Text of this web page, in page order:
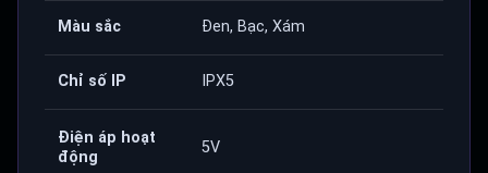
Màu sắc Đen, Bạc, Xám
Chỉ số IP IPX5
Điện áp hoạt
động
5V